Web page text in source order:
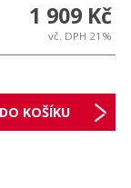
1 909 Kč
vč. DPH 21%